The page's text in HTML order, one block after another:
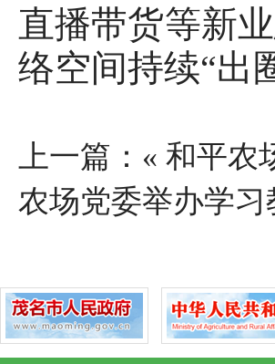
直播带货等新
络空间持续“出
上一篇：« 和平农
农场党委举办学